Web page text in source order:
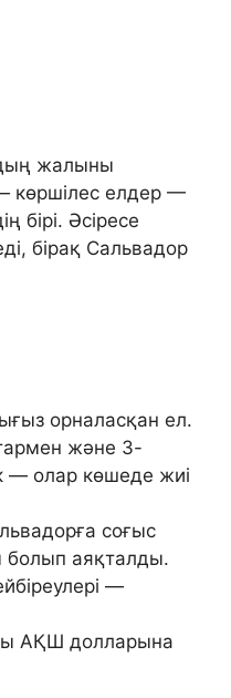
жалыны
көршілес елдер —
бірі. Әсіресе
бірақ Сальвадор
орналасқан ел.
және 3-
— олар көшеде жиі
соғыс
аяқталды.
—
АҚШ долларына